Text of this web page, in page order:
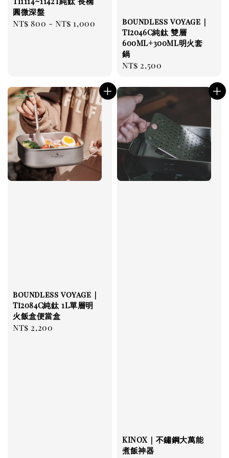
圓微深盤
Regular
NT$ 800 -NT$ 1,000
boundless voyage｜
Ti2046C純鈦 雙層
600ML+300ML明火套
鍋
Regular
NT$ 2,500
boundless voyage｜
Ti2084C純鈦 1L單層明
火飯盒便當盒
Regular
NT$ 2,200
KINOX｜不鏽鋼大萬能
煮飯神器